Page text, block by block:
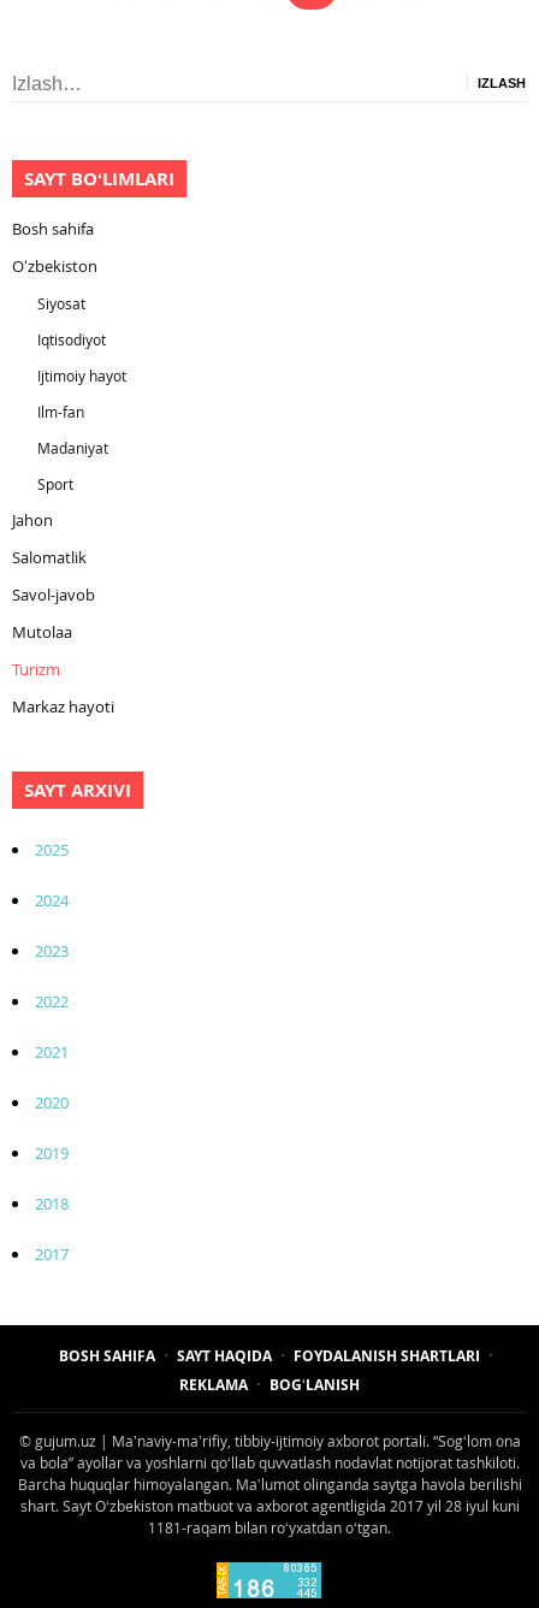
Izlash:
SAYT BOʻLIMLARI
Bosh sahifa
Oʻzbekiston
Siyosat
Iqtisodiyot
Ijtimoiy hayot
Ilm-fan
Madaniyat
Sport
Jahon
Salomatlik
Savol-javob
Mutolaa
Turizm
Markaz hayoti
SAYT ARXIVI
2025
2024
2023
2022
2021
2020
2019
2018
2017
BOSH SAHIFA SAYT HAQIDA
FOYDALANISH SHARTLARI
REKLAMA
BOGʻLANISH
© gujum.uz | Maʼnaviy-maʼrifiy, tibbiy-ijtimoiy axborot portali. “Sogʻlom ona
va bola” ayollar va yoshlarni qoʻllab quvvatlash nodavlat notijorat tashkiloti.
Barcha huquqlar himoyalangan. Maʼlumot olinganda saytga havola berilishi
shart. Sayt Oʻzbekiston matbuot va axborot agentligida 2017 yil 28 iyul kuni
1181-raqam bilan roʻyxatdan oʻtgan.